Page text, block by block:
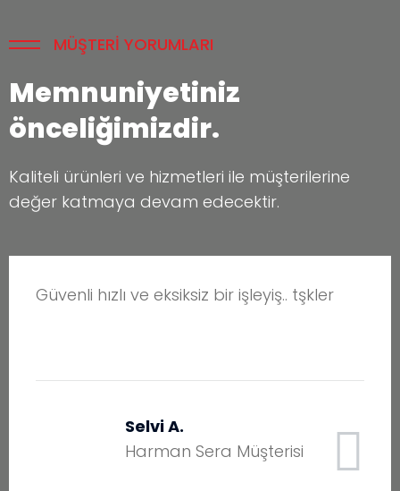
MÜŞTERI YORUMLARI
Memnuniyetiniz
önceliğimizdir.
Kaliteli ürünleri ve hizmetleri ile müşterilerine
değer katmaya devam edecektir.
Güvenli hızlı ve eksiksiz bir işleyiş.. tşkler
Selvi A.
Harman Sera Müşterisi